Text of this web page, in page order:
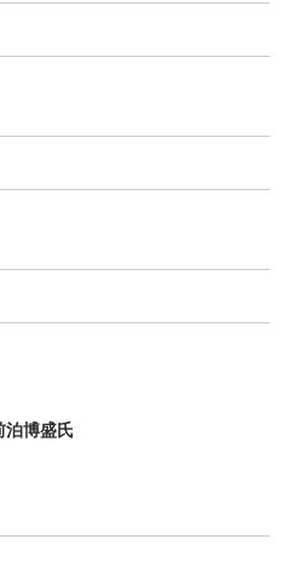
泊博盛氏